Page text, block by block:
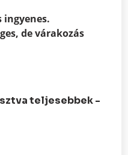
ingyenes.
de várakozás
teljesebbek -